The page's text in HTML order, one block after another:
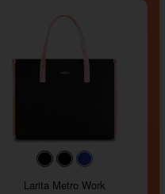
#000000#000000
Larita Metro Work